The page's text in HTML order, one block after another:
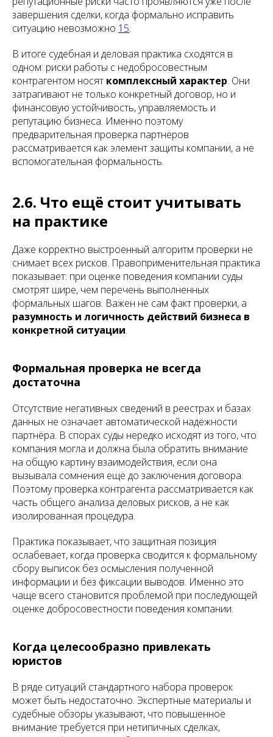
завершения сделки, когда формально исправить
ситуацию невозможно 15.
В итоге судебная и деловая практика сходятся в
одном: риски работы с недобросовестным
контрагентом носят комплексный характер. Они
затрагивают не только конкретный договор, но и
финансовую устойчивость, управляемость и
репутацию бизнеса. Именно поэтому
предварительная проверка партнёров
рассматривается как элемент защиты компании, а не
вспомогательная формальность.
2.6. Что ещё стоит учитывать
на практике
Даже корректно выстроенный алгоритм проверки не
снимает всех рисков. Правоприменительная практика
показывает: при оценке поведения компании суды
смотрят шире, чем перечень выполненных
формальных шагов. Важен не сам факт проверки, а
разумность и логичность действий бизнеса в
конкретной ситуации.
Формальная проверка не всегда
достаточна
Отсутствие негативных сведений в реестрах и базах
данных не означает автоматической надёжности
партнёра. В спорах суды нередко исходят из того, что
компания могла и должна была обратить внимание
на общую картину взаимодействия, если она
вызывала сомнения ещё до заключения договора.
Поэтому проверка контрагента рассматривается как
часть общего анализа деловых рисков, а не как
изолированная процедура.
Практика показывает, что защитная позиция
ослабевает, когда проверка сводится к формальному
сбору выписок без осмысления полученной
информации и без фиксации выводов. Именно это
чаще всего становится проблемой при последующей
оценке добросовестности поведения компании.
Когда целесообразно привлекать
юристов
В ряде ситуаций стандартного набора проверок
может быть недостаточно. Экспертные материалы и
судебные обзоры указывают, что повышенное
внимание требуется при нетипичных сделках,